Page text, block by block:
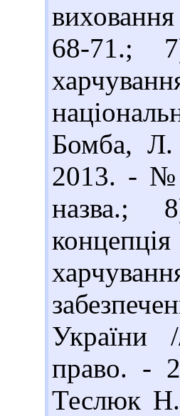
68-71.;
Бомба,
2013. - №
назва.;
України
право. -
Теслюк Н.